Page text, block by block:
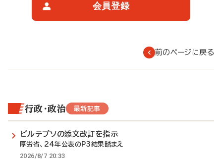
会員登録
前のページに戻る
行政・政治 最新記事
ビルテプソの添文改訂を指示
厚労省、24年公表のP3結果踏まえ
2026/8/7 20:33